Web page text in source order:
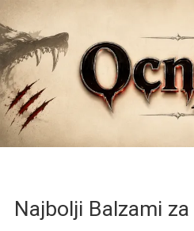
Najbolji Balzami